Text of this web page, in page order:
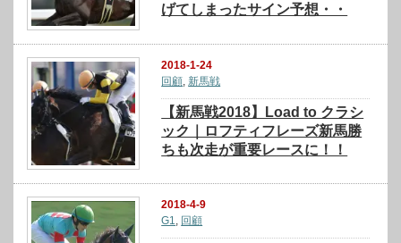
げてしまったサイン予想・・
2018-1-24
回顧, 新馬戦
【新馬戦2018】Load to クラシ
ック｜ロフティフレーズ新馬勝
ちも次走が重要レースに！！
2018-4-9
G1, 回顧